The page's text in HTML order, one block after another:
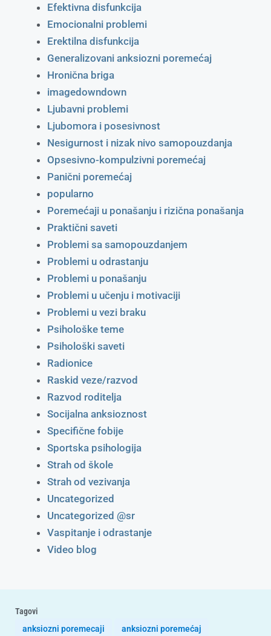
Efektivna disfunkcija
Emocionalni problemi
Erektilna disfunkcija
Generalizovani anksiozni poremećaj
Hronična briga
imagedowndown
Ljubavni problemi
Ljubomora i posesivnost
Nesigurnost i nizak nivo samopouzdanja
Opsesivno-kompulzivni poremećaj
Panični poremećaj
popularno
Poremećaji u ponašanju i rizična ponašanja
Praktični saveti
Problemi sa samopouzdanjem
Problemi u odrastanju
Problemi u ponašanju
Problemi u učenju i motivaciji
Problemi u vezi braku
Psihološke teme
Psihološki saveti
Radionice
Raskid veze/razvod
Razvod roditelja
Socijalna anksioznost
Specifične fobije
Sportska psihologija
Strah od škole
Strah od vezivanja
Uncategorized
Uncategorized @sr
Vaspitanje i odrastanje
Video blog
Tagovi
anksiozni poremecaji
anksiozni poremećaj